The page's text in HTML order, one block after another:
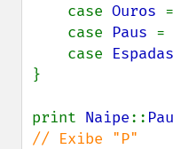
    case
Ouros =
    case
Paus =
    case
Espadas
}
print Naipe::
// Exibe "P"